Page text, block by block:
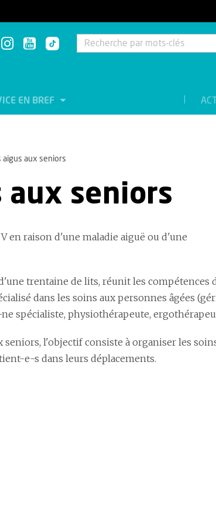
EN BREF
aigus aux seniors
aux seniors
en raison d'une maladie aiguë ou d'une
trentaine de lits, réunit les compétences
dans les soins aux personnes âgées
spécialiste, physiothérapeute,
l'objectif consiste à organiser les
e-s dans leurs déplacements.